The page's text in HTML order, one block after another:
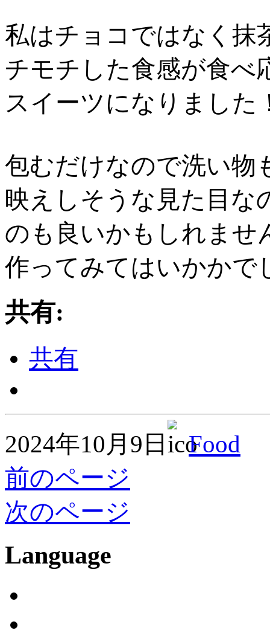
私はチョコではなく抹
チモチした食感が食べ
スイーツになりました
包むだけなので洗い物
映えしそうな見た目な
のも良いかもしれませ
作ってみてはいかかで
共有:
共有
2024年10月9日
Food
前のページ
次のページ
Language